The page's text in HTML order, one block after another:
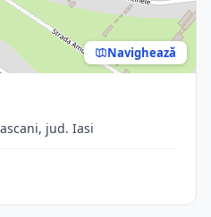
Navighează
jud. Iasi